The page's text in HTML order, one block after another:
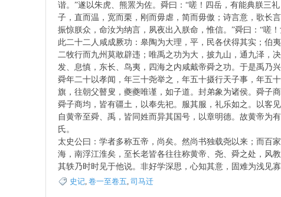
谐。”遂以朱虎、熊罴为佐。舜曰：“嗟！四岳，有能典朕三
子，直而温，宽而栗，刚而毋虐，简而毋傲；诗言意，歌长
振惊朕众，命汝为纳言，夙夜出入朕命，惟信。”舜曰：“嗟
此二十二人咸成厥功：皋陶为大理，平，民各伏得其实；伯
二牧行而九州莫敢辟违；唯禹之功为大，披九山，通九泽，
发、息慎，东长、鸟夷，四海之内咸戴帝舜之功。于是禹乃
舜年二十以孝闻，年三十尧举之，年五十摄行天子事，年五
旗，往朝父瞽叟，夔夔唯谨，如子道。封弟象为诸侯。舜子
舜子商均，皆有疆土，以奉先祀。服其服，礼乐如之。以客
自黄帝至舜、禹，皆同姓而异其国号，以章明德。故黄帝为
氏。
太史公曰：学者多称五帝，尚矣。然尚书独载尧以来；而百
海，南浮江淮矣，至长老皆各往往称黄帝、尧、舜之处，风
其轶乃时时见于他说。非好学深思，心知其意，固难为浅见
史记, 卷一至卷五, 司马迁